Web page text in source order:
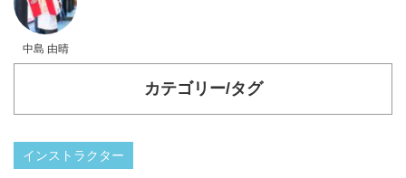
中島 由晴
カテゴリー/タグ
インストラクター